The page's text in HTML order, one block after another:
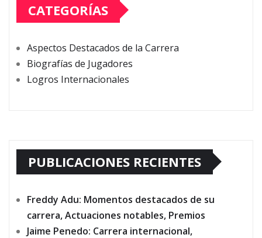
CATEGORÍAS
Aspectos Destacados de la Carrera
Biografías de Jugadores
Logros Internacionales
PUBLICACIONES RECIENTES
Freddy Adu: Momentos destacados de su
carrera, Actuaciones notables, Premios
Jaime Penedo: Carrera internacional,